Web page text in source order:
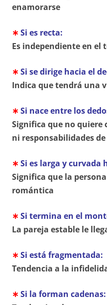
enamorarse
∗ Si es recta:
Es independiente en el
∗ Si se dirige hacia el
Indica que tendrá una
∗ Si nace entre los
Significa que no quiere
ni responsabilidades
∗ Si es larga y curvada
Significa que la
romántica
∗ Si termina en el
La pareja estable le
∗ Si está fragmentada:
Tendencia a la
∗ Si la forman cadenas: